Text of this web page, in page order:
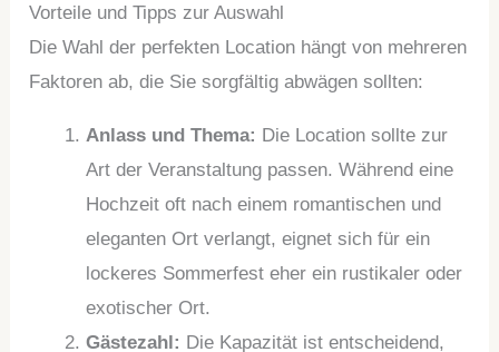
Vorteile und Tipps zur Auswahl
Die Wahl der perfekten Location hängt von mehreren
Faktoren ab, die Sie sorgfältig abwägen sollten:
Anlass und Thema: Die Location sollte zur
Art der Veranstaltung passen. Während eine
Hochzeit oft nach einem romantischen und
eleganten Ort verlangt, eignet sich für ein
lockeres Sommerfest eher ein rustikaler oder
exotischer Ort.
Gästezahl: Die Kapazität ist entscheidend,